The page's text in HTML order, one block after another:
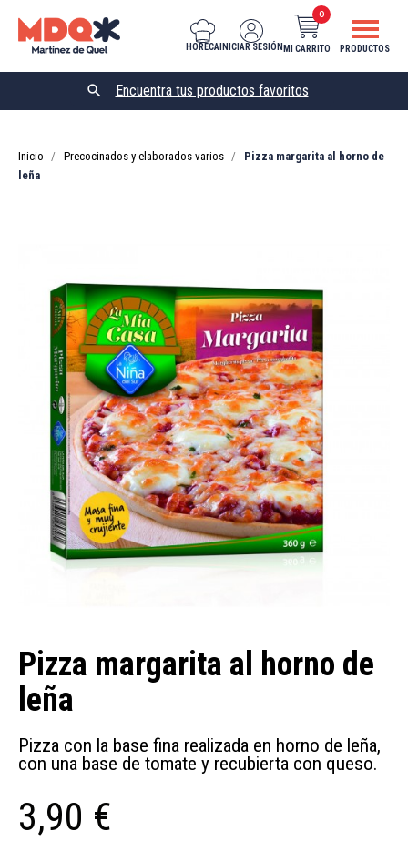
HORECA INICIAR SESIÓN MI CARRITO
0
PRODUCTOS

Inicio Precocinados y elaborados varios
Pizza margarita al horno de
leña
Pizza margarita al horno de
leña
Pizza con la base fina realizada en horno de leña,
con una base de tomate y recubierta con queso.
3,90 €